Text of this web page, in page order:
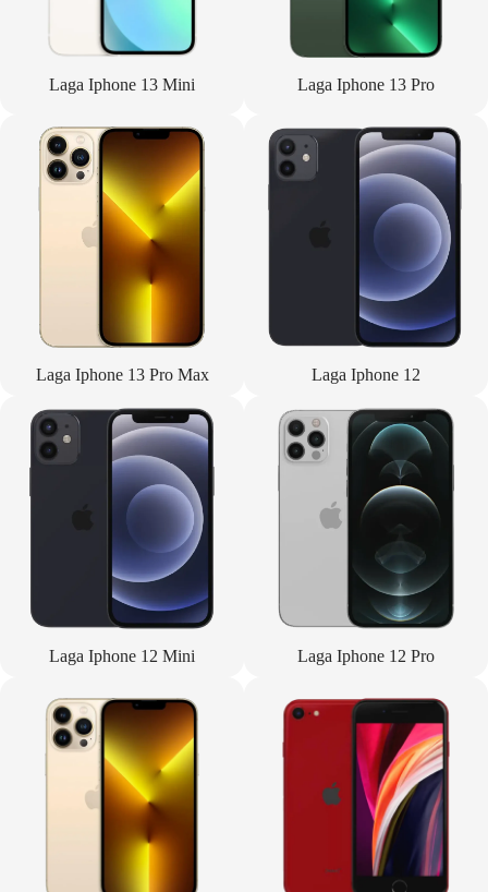
Laga Iphone 13 Mini Laga Iphone 13 Pro
Laga Iphone 13 Pro Max Laga Iphone 12
Laga Iphone 12 Mini Laga Iphone 12 Pro